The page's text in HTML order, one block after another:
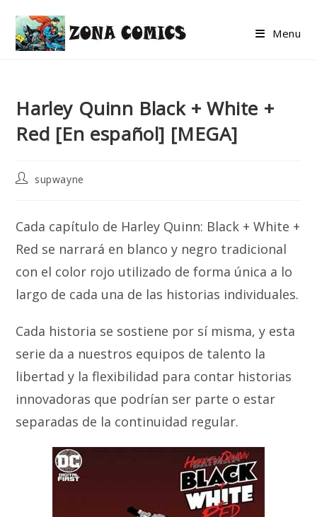
content
Menu
Harley Quinn Black + White +
Red [En español] [MEGA]
Postsupwayne
Cada capítulo de Harley Quinn: Black + White +
Red se narrará en blanco y negro tradicional
con el color rojo utilizado de forma única a lo
largo de cada una de las historias individuales.
Cada historia se sostiene por sí misma, y esta
serie da a nuestros equipos de talento la
libertad y la flexibilidad para contar historias
innovadoras que podrían ser parte o estar
separadas de la continuidad regular.